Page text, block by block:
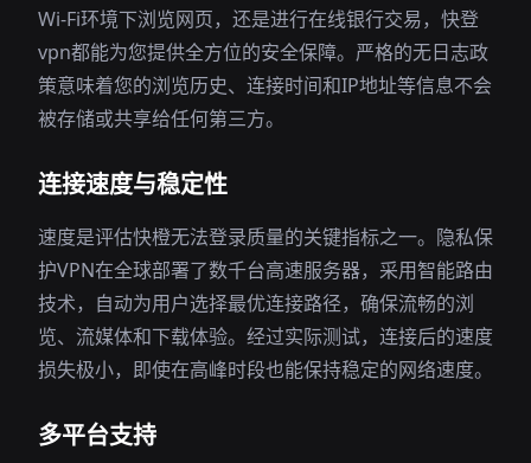
Wi-Fi环境下浏览网页，还是进行在线银行交易，快登
vpn都能为您提供全方位的安全保障。严格的无日志政
策意味着您的浏览历史、连接时间和IP地址等信息不会
被存储或共享给任何第三方。
连接速度与稳定性
速度是评估快橙无法登录质量的关键指标之一。隐私保
护VPN在全球部署了数千台高速服务器，采用智能路由
技术，自动为用户选择最优连接路径，确保流畅的浏
览、流媒体和下载体验。经过实际测试，连接后的速度
损失极小，即使在高峰时段也能保持稳定的网络速度。
多平台支持